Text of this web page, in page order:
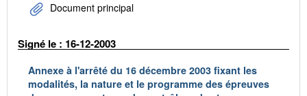
Document principal
Signé le : 16-12-2003
Annexe à l'arrêté du 16 décembre 2003 fixant les
modalités, la nature et le programme des épreuves